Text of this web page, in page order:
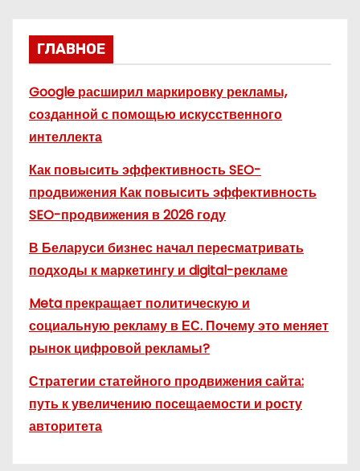
ГЛАВНОЕ
Google расширил маркировку рекламы,
созданной с помощью искусственного
интеллекта
Как повысить эффективность SEO-
продвижения Как повысить эффективность
SEO-продвижения в 2026 году
В Беларуси бизнес начал пересматривать
подходы к маркетингу и digital-рекламе
Meta прекращает политическую и
социальную рекламу в ЕС. Почему это меняет
рынок цифровой рекламы?
Стратегии статейного продвижения сайта:
путь к увеличению посещаемости и росту
авторитета